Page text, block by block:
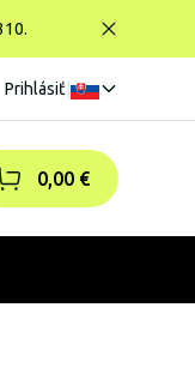
Prihlásiť
0,00 €